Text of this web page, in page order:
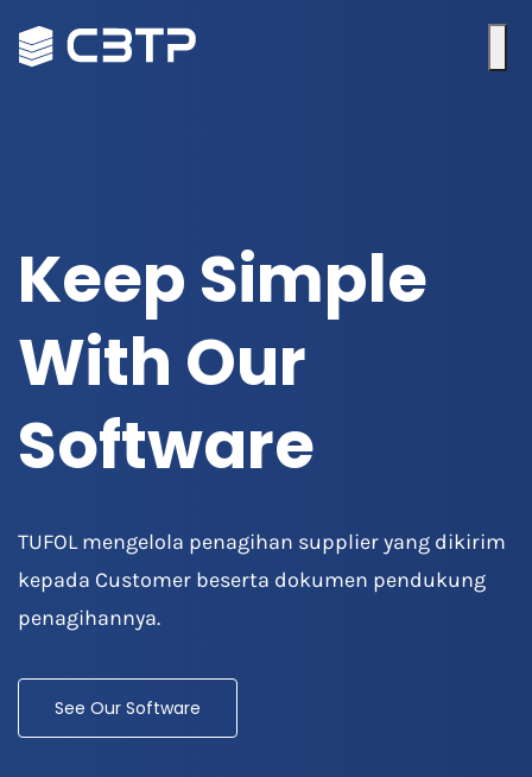
Keep Simple
With Our
Software
TUFOL mengelola penagihan supplier yang dikirim
kepada Customer beserta dokumen pendukung
penagihannya.
See Our Software